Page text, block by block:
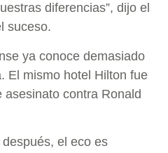
diferencias”, dijo el
suceso.
ya conoce demasiado
El mismo hotel Hilton fue
contra Ronald
el eco es